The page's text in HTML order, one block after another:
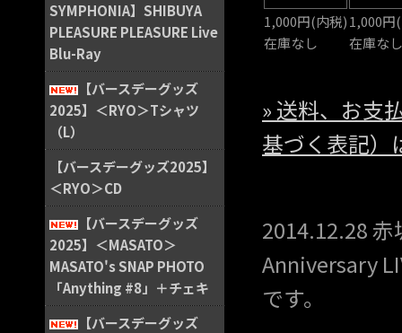
SYMPHONIA】SHIBUYA
PLEASURE PLEASURE Live
Blu-Ray
【バースデーグッズ
2025】＜RYO＞Tシャツ
（L）
【バースデーグッズ2025】
＜RYO＞CD
【バースデーグッズ
2025】＜MASATO＞
MASATO's SNAP PHOTO
「Anything #8」＋チェキ
【バースデーグッズ
1,000円(内税)
在庫なし
1,000円
在庫なし
» 送料、お支
基づく表記）
2014.12.28 赤
Anniversary
です。